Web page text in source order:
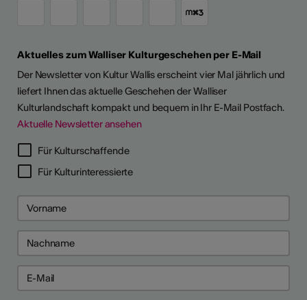
Aktuelles zum Walliser Kulturgeschehen per E-Mail
Der Newsletter von Kultur Wallis erscheint vier Mal jährlich und
liefert Ihnen das aktuelle Geschehen der Walliser
Kulturlandschaft kompakt und bequem in Ihr E-Mail Postfach.
Aktuelle Newsletter ansehen
Für Kulturschaffende
Für Kulturinteressierte